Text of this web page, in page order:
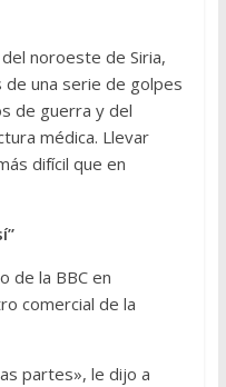
noroeste de Siria,
una serie de golpes
de guerra y del
médica. Llevar
difícil que en
de la BBC en
comercial de la
partes», le dijo a